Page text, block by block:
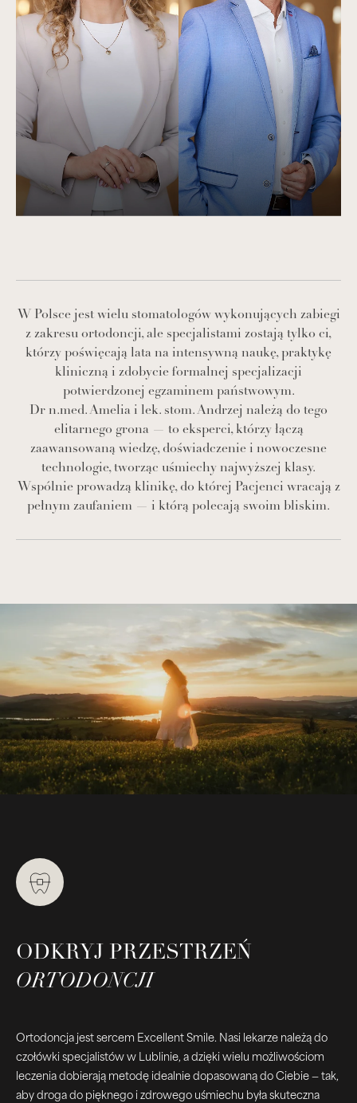
W Polsce jest wielu stomatologów wykonujących zabiegi
z zakresu ortodoncji, ale specjalistami zostają tylko ci,
którzy poświęcają lata na intensywną naukę, praktykę
kliniczną i zdobycie formalnej specjalizacji
potwierdzonej egzaminem państwowym.
Dr n.med. Amelia i lek. stom. Andrzej należą do tego
elitarnego grona — to eksperci, którzy łączą
zaawansowaną wiedzę, doświadczenie i nowoczesne
technologie, tworząc uśmiechy najwyższej klasy.
Wspólnie prowadzą klinikę, do której Pacjenci wracają z
pełnym zaufaniem — i którą polecają swoim bliskim.
ODKRYJ PRZESTRZEŃ
ORTODONCJI
Ortodoncja jest sercem Excellent Smile. Nasi lekarze należą do
czołówki specjalistów w Lublinie, a dzięki wielu możliwościom
leczenia dobierają metodę idealnie dopasowaną do Ciebie — tak,
aby droga do pięknego i zdrowego uśmiechu była skuteczna